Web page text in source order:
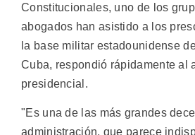
Constitucionales, uno de los
abogados han asistido a los
la base militar estadounidense
Cuba, respondió rápidamente al
presidencial.
"Es una de las más grandes
administración, que parece